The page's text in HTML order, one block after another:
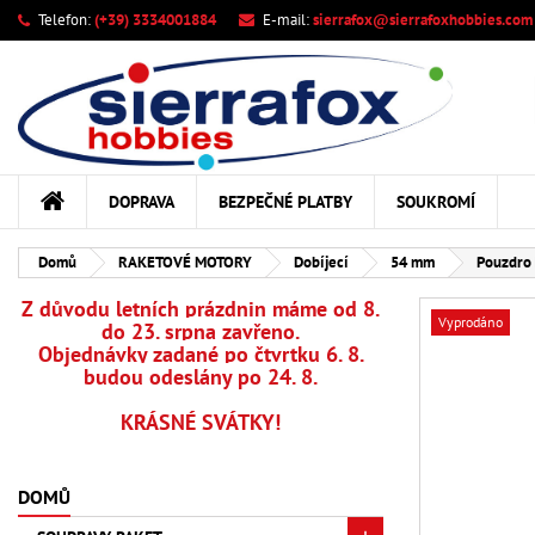
Telefon:(+39) 3334001884 E-mail:sierrafox@sierrafoxhobbies.com
DOPRAVA BEZPEČNÉ PLATBY SOUKROMÍ
Domů RAKETOVÉ MOTORY Dobíjecí 54 mm Pouzdro
Z důvodu letních prázdnin máme od 8.
do 23. srpna zavřeno.
Objednávky zadané po čtvrtku 6. 8.
budou odeslány po 24. 8.
KRÁSNÉ SVÁTKY!
DOMŮ
Vyprodáno